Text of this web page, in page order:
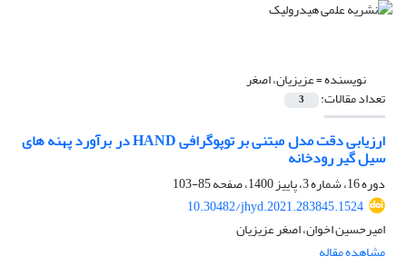
نویسنده =عزیزیان، اصغر
تعداد مقالات: 3
ارزیابی دقت مدل مبتنی بر توپوگرافی HAND در برآورد پهنه های
سیل گیر رودخانه
دوره 16، شماره 3، پاییز 1400، صفحه
85-103
10.30482/jhyd.2021.283845.1524
امیرحسین اخوان، اصغر عزیزیان
مشاهده مقاله